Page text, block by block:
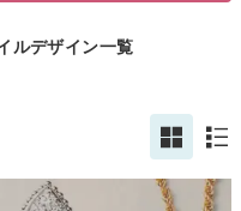
ルデザイン一覧